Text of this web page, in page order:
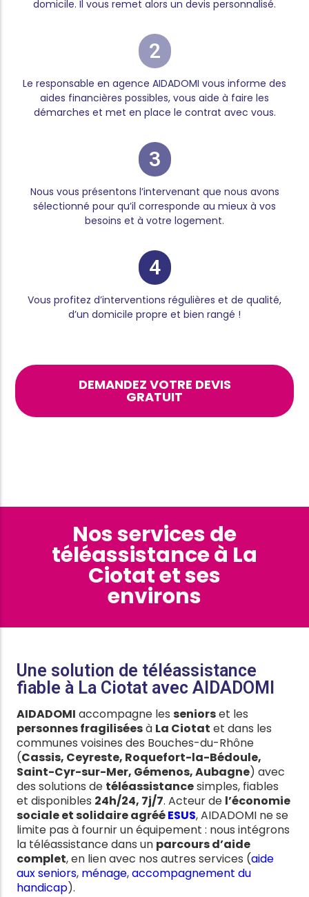
domicile. Il vous remet alors un devis personnalisé.
2
Le responsable en agence AIDADOMI vous informe des
aides financières possibles, vous aide à faire les
démarches et met en place le contrat avec vous.
3
Nous vous présentons l’intervenant que nous avons
sélectionné pour qu’il corresponde au mieux à vos
besoins et à votre logement.
4
Vous profitez d’interventions régulières et de qualité,
d’un domicile propre et bien rangé !
DEMANDEZ VOTRE DEVIS
GRATUIT
Nos services de
téléassistance à La
Ciotat et ses
environs
Une solution de téléassistance
fiable à La Ciotat avec AIDADOMI
AIDADOMI accompagne les seniorset les
personnes fragiliséesà La Ciotat et dans les
communes voisines des Bouches-du-Rhône
(Cassis, Ceyreste, Roquefort-la-Bédoule,
Saint-Cyr-sur-Mer, Gémenos, Aubagne) avec
des solutions de téléassistancesimples, fiables
et disponibles 24h/24, 7j/7. Acteur de l’économie
sociale et solidaire agrééESUS, AIDADOMI ne se
limite pas à fournir un équipement : nous intégrons
la téléassistance dans un parcours d’aide
complet, en lien avec nos autres services (aide
aux seniors, ménage,accompagnement du
handicap).